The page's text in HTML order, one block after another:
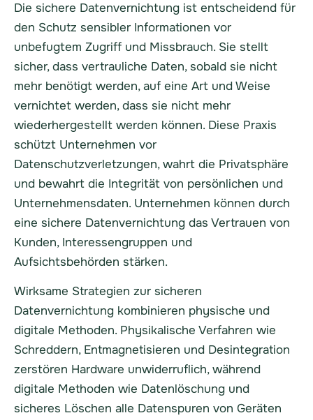
Die sichere Datenvernichtung ist entscheidend für
den Schutz sensibler Informationen vor
unbefugtem Zugriff und Missbrauch. Sie stellt
sicher, dass vertrauliche Daten, sobald sie nicht
mehr benötigt werden, auf eine Art und Weise
vernichtet werden, dass sie nicht mehr
wiederhergestellt werden können. Diese Praxis
schützt Unternehmen vor
Datenschutzverletzungen, wahrt die Privatsphäre
und bewahrt die Integrität von persönlichen und
Unternehmensdaten. Unternehmen können durch
eine sichere Datenvernichtung das Vertrauen von
Kunden, Interessengruppen und
Aufsichtsbehörden stärken.
Wirksame Strategien zur sicheren
Datenvernichtung kombinieren physische und
digitale Methoden. Physikalische Verfahren wie
Schreddern, Entmagnetisieren und Desintegration
zerstören Hardware unwiderruflich, während
digitale Methoden wie Datenlöschung und
sicheres Löschen alle Datenspuren von Geräten